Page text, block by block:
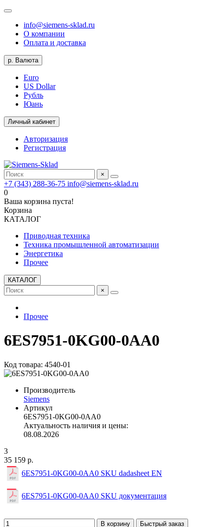
info@siemens-sklad.ru
О компании
Оплата и доставка
р. Валюта
Euro
US Dollar
Рубль
Юань
Личный кабинет
Авторизация
Регистрация
×
+7 (343) 288-36-75 info@siemens-sklad.ru
0
Ваша корзина пуста!
Корзина
КАТАЛОГ
Приводная техника
Техника промышленной автоматизации
Энергетика
Прочее
КАТАЛОГ
×
Прочее
6ES7951-0KG00-0AA0
Код товара: 4540-01
Производитель
Siemens
Артикул
6ES7951-0KG00-0AA0
Актуальность наличия и цены:
08.08.2026
3
35 159 р.
6ES7951-0KG00-0AA0 SKU dadasheet EN
6ES7951-0KG00-0AA0 SKU документация
В корзину Быстрый заказ